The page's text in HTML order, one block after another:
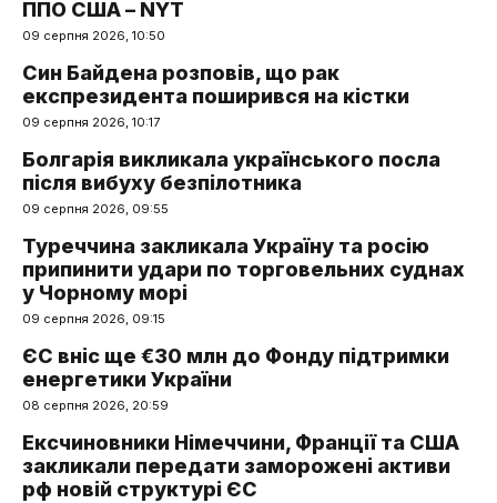
ППО США – NYT
09 серпня 2026, 10:50
Син Байдена розповів, що рак
експрезидента поширився на кістки
09 серпня 2026, 10:17
Болгарія викликала українського посла
після вибуху безпілотника
09 серпня 2026, 09:55
Туреччина закликала Україну та росію
припинити удари по торговельних суднах
у Чорному морі
09 серпня 2026, 09:15
ЄС вніс ще €30 млн до Фонду підтримки
енергетики України
08 серпня 2026, 20:59
Ексчиновники Німеччини, Франції та США
закликали передати заморожені активи
рф новій структурі ЄС